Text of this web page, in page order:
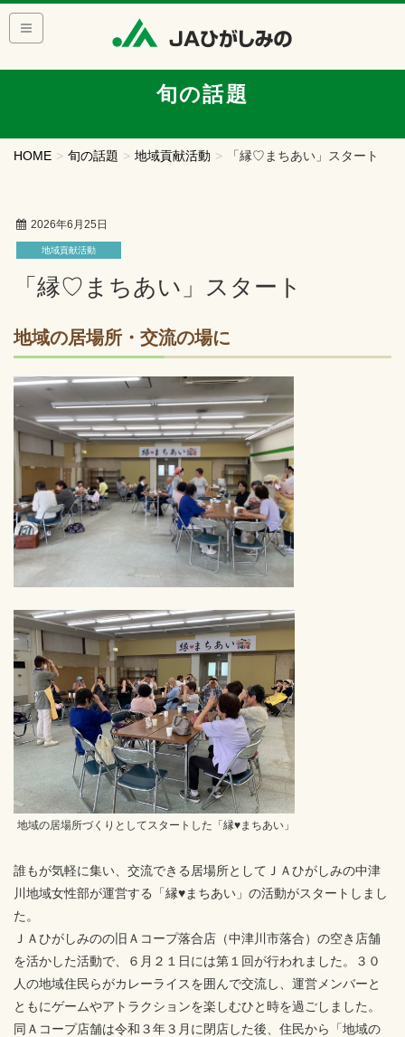
旬の話題
HOME 旬の話題 地域貢献活動 「縁♡まちあい」スタート
2026年6月25日
地域貢献活動
「縁♡まちあい」スタート
地域の居場所・交流の場に
地域の居場所づくりとしてスタートした「縁♥まちあい」
誰もが気軽に集い、交流できる居場所としてＪＡひがしみの中津
川地域女性部が運営する「縁♥まちあい」の活動がスタートしまし
た。
ＪＡひがしみのの旧Ａコープ落合店（中津川市落合）の空き店舗
を活かした活動で、６月２１日には第１回が行われました。３０
人の地域住民らがカレーライスを囲んで交流し、運営メンバーと
ともにゲームやアトラクションを楽しむひと時を過ごしました。
同Ａコープ店舗は令和３年３月に閉店した後、住民から「地域の